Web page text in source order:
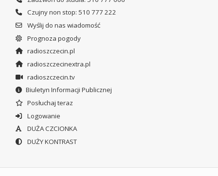
Czujny non stop: 510 777 222
Wyślij do nas wiadomość
Prognoza pogody
radioszczecin.pl
radioszczecinextra.pl
radioszczecin.tv
Biuletyn Informacji Publicznej
Posłuchaj teraz
Logowanie
DUŻA CZCIONKA
DUŻY KONTRAST